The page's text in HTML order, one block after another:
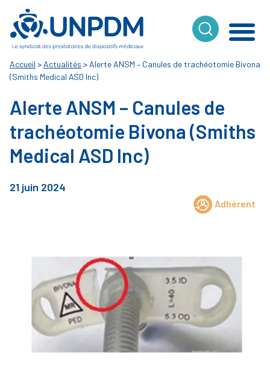
Accueil > Actualités > Alerte ANSM – Canules de trachéotomie Bivona
(Smiths Medical ASD Inc)
Alerte ANSM – Canules de
trachéotomie Bivona (Smiths
Medical ASD Inc)
21 juin 2024
Adhérent